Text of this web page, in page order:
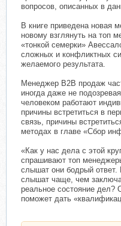
вопросов, описанных в
В книге приведена новая
новому взглянуть на топ
«тонкой семерки»
сложных и конфликтных
желаемого результата.
Менеджер В2В продаж
иногда даже не
человеком работают
причины встретиться в
связь, причины
методах в главе «Сбор
«Как у нас дела с этой
спрашивают топ
слышат они бодрый ответ.
слышат чаще, чем
реальное состояние дел?
поможет дать